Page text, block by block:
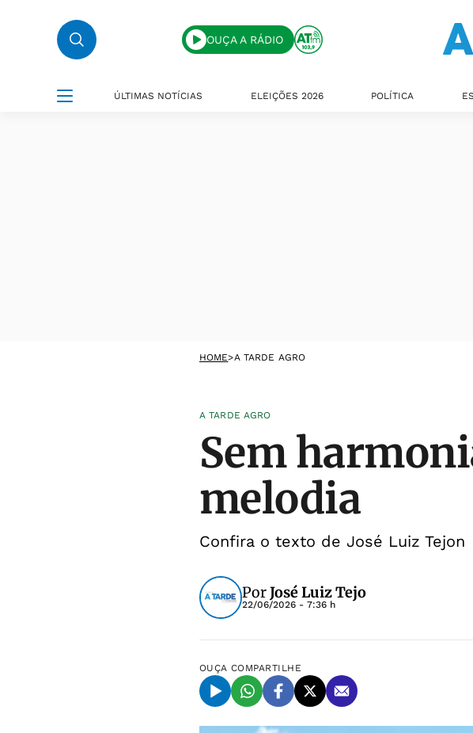
OUÇA A RÁDIO
ÚLTIMAS NOTÍCIAS ELEIÇÕES 2026 POLÍTICA
HOME>A TARDE AGRO
A TARDE AGRO
Sem
melodia
Confira o texto de José Luiz Tejon
PorJosé Luiz Tejo
22/06/2026 - 7:36 h
OUÇA COMPARTILHE